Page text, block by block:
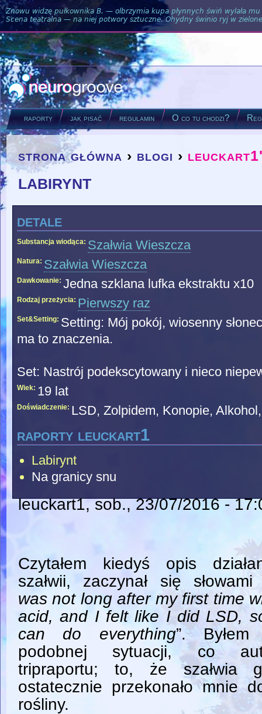
Znowu widzę pułkownika B. — olbrzymia kupa płynnych świń wylała
Scena teatralna — na niej potwory sztuczne. Ohydny świnio ryj w
raporty jak pisać regulamin O co tu chodzi?
you are here
strona główna › blogi ›
labirynt
detale
Substancja wiodąca: Szałwia Wieszcza
Natura: Szałwia Wieszcza
Dawkowanie: Jedna szklana lufka ekstraktu x10
Rodzaj przeżycia: Pierwszy raz
Set&Setting: Setting: Mój pokój, wiosenny
ma to znaczenia.
Set: Nastrój podekscytowany i nieco
Wiek: 19 lat
Doświadczenie: LSD, Zolpidem, Konopie,
raporty leuckart1
Labirynt
Na granicy snu
leuckart1, sob., 23/07/2016 -
Czytałem kiedyś opis
szałwii, zaczynał się słowami
was not long after my first time
acid, and I felt like I did LSD,
can do everything”.
podobnej sytuacji, co
tripraportu; to, że szałwia
ostatecznie przekonało mnie
rośliny.